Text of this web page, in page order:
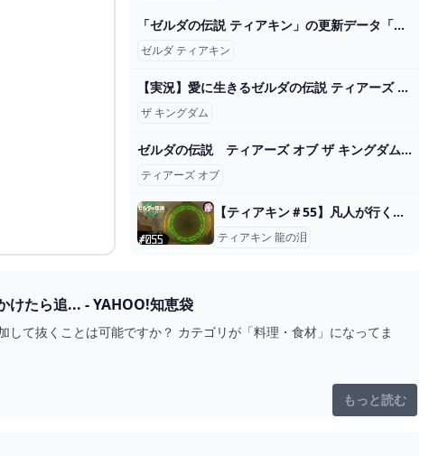
「ゼルダの伝説 ティアキン」の更新データ「Ver. 1.2.0」が配信開始！ - GAME Watch
ゼルダ ティアキン
【実況】愛に生きるゼルダの伝説 ティアーズ オブ ザ キングダム part63 - YouTube
ザ キングダム
ゼルダの伝説 ティアーズ オブ ザ キングダム_始まりの空島100%RTA_42分37秒 - YouTube
ティアーズ オブ
【ティアキン＃55】凡人が行く龍泪旅 - ニコニコ動画
ティアキン 龍の泪
けたら追... - YAHOO!知恵袋
カテゴリが「料理・食材」になってま
もっと読む